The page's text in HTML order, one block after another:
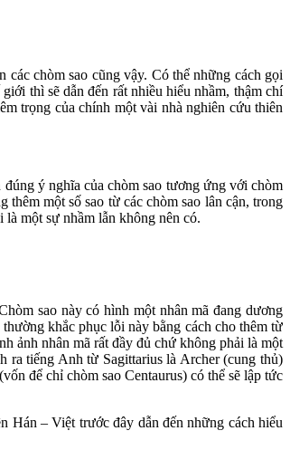
chòm sao cũng vậy. Có thể những cách gọi
thì sẽ dẫn đến rất nhiều hiểu nhầm, thậm chí
trọng của chính một vài nhà nghiên cứu thiên
ý nghĩa của chòm sao tương ứng với chòm
một số sao từ các chòm sao lân cận, trong
là một sự nhầm lẫn không nên có.
sao này có hình một nhân mã đang dương
khắc phục lỗi này bằng cách cho thêm từ
ảnh nhân mã rất đầy đủ chứ không phải là một
ra tiếng Anh từ Sagittarius là Archer (cung thủ)
để chỉ chòm sao Centaurus) có thể sẽ lập tức
Hán – Việt trước đây dẫn đến những cách hiểu